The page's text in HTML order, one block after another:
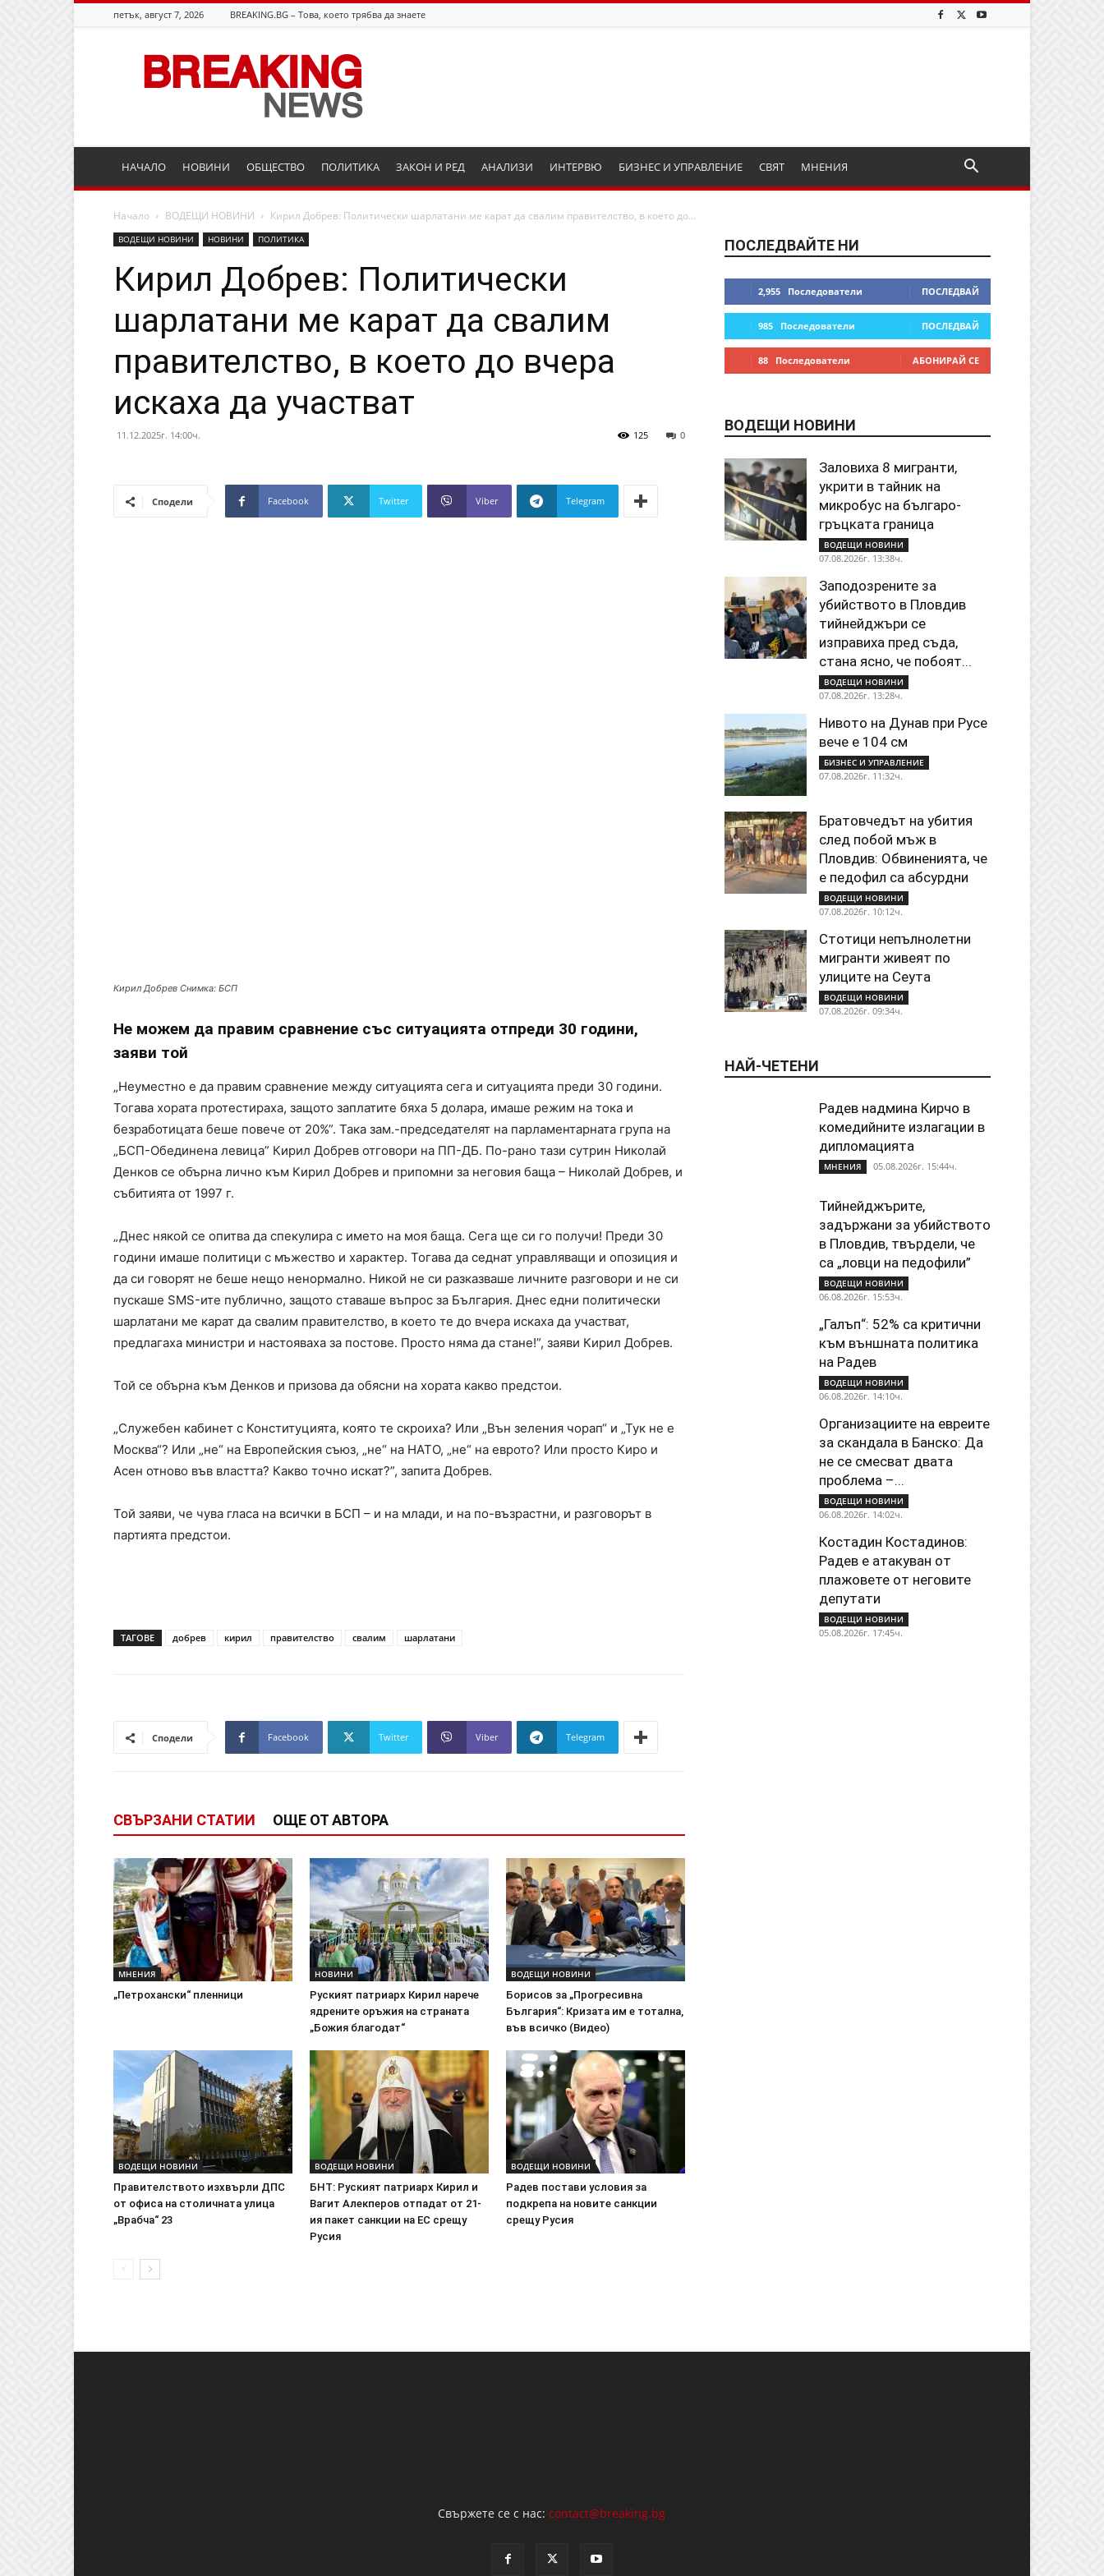
петък, август 7, 2026 BREAKING.BG – Това, което трябва да знаете
Breaking.bg
НАЧАЛО НОВИНИ ОБЩЕСТВО ПОЛИТИКА ЗАКОН И РЕД АНАЛИЗИ ИНТЕРВЮ БИЗНЕС И УПРАВЛЕНИЕ СВЯТ МНЕНИЯ
Начало ВОДЕЩИ НОВИНИ Кирил Добрев: Политически шарлатани ме карат да свалим правителство, в което до...
ВОДЕЩИ НОВИНИ НОВИНИ ПОЛИТИКА
Кирил Добрев: Политически
шарлатани ме карат да свалим
правителство, в което до вчера
искаха да участват
11.12.2025г. 14:00ч. 0
125
Сподели Facebook Twitter Viber Telegram
Кирил Добрев Снимка: БСП
Не можем да правим сравнение със ситуацията отпреди 30 години,
заяви той
„Неуместно е да правим сравнение между ситуацията сега и ситуацията преди 30 години.
Тогава хората протестираха, защото заплатите бяха 5 долара, имаше режим на тока и
безработицата беше повече от 20%”. Така зам.-председателят на парламентарната група на
„БСП-Обединена левица” Кирил Добрев отговори на ПП-ДБ. По-рано тази сутрин Николай
Денков се обърна лично към Кирил Добрев и припомни за неговия баща – Николай Добрев, и
събитията от 1997 г.
„Днес някой се опитва да спекулира с името на моя баща. Сега ще си го получи! Преди 30
години имаше политици с мъжество и характер. Тогава да седнат управляващи и опозиция и
да си говорят не беше нещо ненормално. Никой не си разказваше личните разговори и не си
пускаше SMS-ите публично, защото ставаше въпрос за България. Днес едни политически
шарлатани ме карат да свалим правителство, в което те до вчера искаха да участват,
предлагаха министри и настояваха за постове. Просто няма да стане!”, заяви Кирил Добрев.
Той се обърна към Денков и призова да обясни на хората какво предстои.
„Служебен кабинет с Конституцията, която те скроиха? Или „Вън зеления чорап“ и „Тук не е
Москва“? Или „не“ на Европейския съюз, „не“ на НАТО, „не“ на еврото? Или просто Киро и
Асен отново във властта? Какво точно искат?”, запита Добрев.
Той заяви, че чува гласа на всички в БСП – и на млади, и на по-възрастни, и разговорът в
партията предстои.
ТАГОВЕ добрев кирил правителство свалим шарлатани
Сподели Facebook Twitter Viber Telegram
СВЪРЗАНИ СТАТИИ ОЩЕ ОТ АВТОРА
МНЕНИЯ
„Петрохански“ пленници
НОВИНИ
Руският патриарх Кирил нарече
ядрените оръжия на страната
„Божия благодат“
ВОДЕЩИ НОВИНИ
Борисов за „Прогресивна
България“: Кризата им е тотална,
във всичко (Видео)
ВОДЕЩИ НОВИНИ
Правителството изхвърли ДПС
от офиса на столичната улица
„Врабча“ 23
ВОДЕЩИ НОВИНИ
БНТ: Руският патриарх Кирил и
Вагит Алекперов отпадат от 21-
ия пакет санкции на ЕС срещу
Русия
ВОДЕЩИ НОВИНИ
Радев постави условия за
подкрепа на новите санкции
срещу Русия
ПОСЛЕДВАЙТЕ НИ
2,955 Последователи ПОСЛЕДВАЙ
985 Последователи ПОСЛЕДВАЙ
88 Последователи АБОНИРАЙ СЕ
ВОДЕЩИ НОВИНИ
Заловиха 8 мигранти,
укрити в тайник на
микробус на българо-
гръцката граница
ВОДЕЩИ НОВИНИ
07.08.2026г. 13:38ч.
Заподозрените за
убийството в Пловдив
тийнейджъри се
изправиха пред съда,
стана ясно, че побоят...
ВОДЕЩИ НОВИНИ
07.08.2026г. 13:28ч.
Нивото на Дунав при Русе
вече е 104 см
БИЗНЕС И УПРАВЛЕНИЕ
07.08.2026г. 11:32ч.
Братовчедът на убития
след побой мъж в
Пловдив: Обвиненията, че
е педофил са абсурдни
ВОДЕЩИ НОВИНИ
07.08.2026г. 10:12ч.
Стотици непълнолетни
мигранти живеят по
улиците на Сеута
ВОДЕЩИ НОВИНИ
07.08.2026г. 09:34ч.
НАЙ-ЧЕТЕНИ
Радев надмина Кирчо в
комедийните излагации в
дипломацията
МНЕНИЯ 05.08.2026г. 15:44ч.
Тийнейджърите,
задържани за убийството
в Пловдив, твърдели, че
са „ловци на педофили”
ВОДЕЩИ НОВИНИ
06.08.2026г. 15:53ч.
„Галъп“: 52% са критични
към външната политика
на Радев
ВОДЕЩИ НОВИНИ
06.08.2026г. 14:10ч.
Организациите на евреите
за скандала в Банско: Да
не се смесват двата
проблема –...
ВОДЕЩИ НОВИНИ
06.08.2026г. 14:02ч.
Костадин Костадинов:
Радев е атакуван от
плажoвете от неговите
депутати
ВОДЕЩИ НОВИНИ
05.08.2026г. 17:45ч.
Свържете се с нас:contact@breaking.bg